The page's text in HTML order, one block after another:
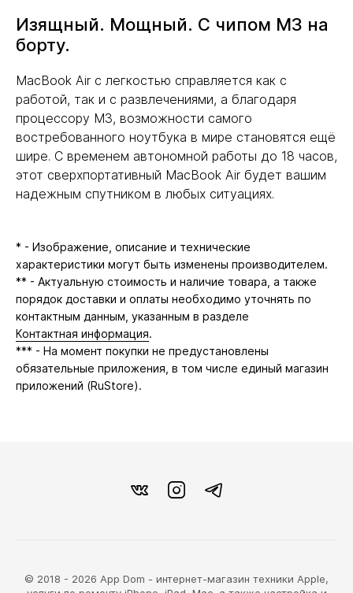
Изящный. Мощный. С чипом МЗ на
борту.
MacBook Air с легкостью справляется как с
работой, так и с развлечениями, а благодаря
процессору МЗ, возможности самого
востребованного ноутбука в мире становятся ещё
шире. С временем автономной работы до 18 часов,
этот сверхпортативный МасBook Air будет вашим
надежным спутником в любых ситуациях.
* - Изображение, описание и технические
характеристики могут быть изменены производителем.
** - Актуальную стоимость и наличие товара, а также
порядок доставки и оплаты необходимо уточнять по
контактным данным, указанным в разделе
Контактная информация.
*** - На момент покупки не предустановлены
обязательные приложения, в том числе единый магазин
приложений (RuStore).
© 2018 - 2026 App Dom - интернет-магазин техники Apple,